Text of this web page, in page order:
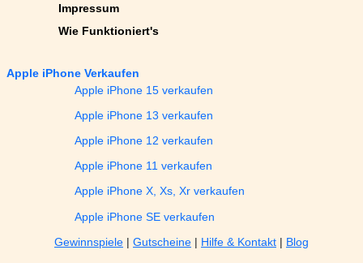
Impressum
Wie Funktioniert's
Apple iPhone Verkaufen
Apple iPhone 15 verkaufen
Apple iPhone 13 verkaufen
Apple iPhone 12 verkaufen
Apple iPhone 11 verkaufen
Apple iPhone X, Xs, Xr verkaufen
Apple iPhone SE verkaufen
Gewinnspiele | Gutscheine | Hilfe & Kontakt | Blog